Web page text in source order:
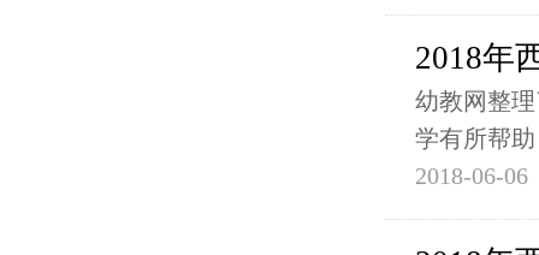
2018年
幼教网整
学有所帮
2018-06-06